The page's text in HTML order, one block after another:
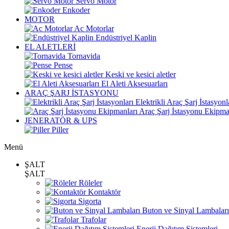
Enkoder
MOTOR
Ac Motorlar
Endüstriyel Kaplin
EL ALETLERİ
Tornavida
Pense
Keski ve kesici aletler
El Aleti Aksesuarları
ARAÇ ŞARJ İSTASYONU
Elektrikli Araç Şarj
Araç Şarj İstasyonu
JENERATÖR & UPS
Piller
Menü
ŞALT
ŞALT
Röleler
Kontaktör
Sigorta
Buton ve Sinyal Lambaları
Trafolar